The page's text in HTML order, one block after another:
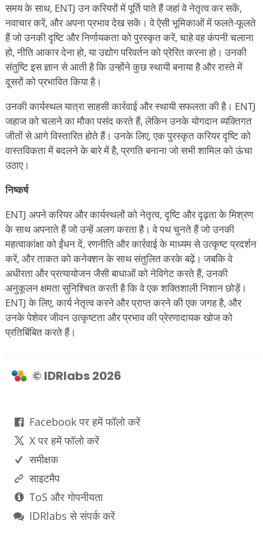
समय के साथ, ENTJ उन करियरों में पूर्ति पाते हैं जहां वे नेतृत्व कर सकें,
नवाचार करें, और अपना प्रभाव देख सकें। वे ऐसी भूमिकाओं में फलते-फूलते
हैं जो उनकी दृष्टि और निर्णायकता को पुरस्कृत करें, चाहे वह कंपनी चलाना
हो, नीति आकार देना हो, या उद्योग परिवर्तन को प्रेरित करना हो। उनकी
संतुष्टि इस ज्ञान से आती है कि उन्होंने कुछ स्थायी बनाया है और रास्ते में
दूसरों को प्रभावित किया है।
उनकी कार्यस्थल यात्रा साहसी कार्रवाई और स्थायी सफलता की है। ENTJ
जहाज को चलाने का मौका पसंद करते हैं, लेकिन उनके योगदान व्यक्तिगत
जीतों से आगे विस्तारित होते हैं। उनके लिए, एक पुरस्कृत करियर दृष्टि को
वास्तविकता में बदलने के बारे में है, प्रगति बनाना जो सभी शामिल को ऊंचा
उठाए।
निष्कर्ष
ENTJ अपने करियर और कार्यस्थलों को नेतृत्व, दृष्टि और दृढ़ता के मिश्रण
के साथ अपनाते हैं जो उन्हें अलग करता है। वे पथ चुनते हैं जो उनकी
महत्वाकांक्षा को ईंधन दें, रणनीति और कार्रवाई के माध्यम से उत्कृष्ट प्रदर्शन
करें, और ताकत को कनेक्शन के साथ संतुलित करके बढ़ें। जबकि वे
अधीरता और प्रत्यायोजन जैसी बाधाओं को नेविगेट करते हैं, उनकी
अनुकूलन क्षमता सुनिश्चित करती है कि वे एक शक्तिशाली निशान छोड़ें।
ENTJ के लिए, कार्य नेतृत्व करने और प्राप्त करने की एक जगह है, और
उनके पेशेवर जीवन उत्कृष्टता और प्रभाव की प्रेरणादायक खोज को
प्रतिबिंबित करते हैं।
© IDRlabs 2026
Facebook पर हमें फॉलो करें
X पर हमें फॉलो करें
समीक्षक
साइटमैप
ToS और गोपनीयता
IDRlabs से संपर्क करें